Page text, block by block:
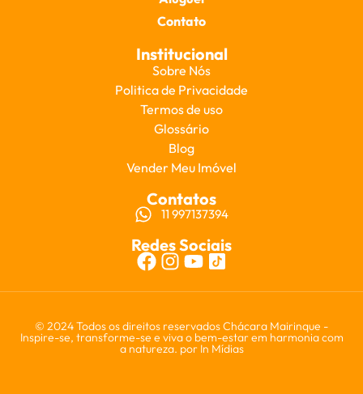
Contato
Institucional
Sobre Nós
Politica de Privacidade
Termos de uso
Glossário
Blog
Vender Meu Imóvel
Contatos
11 997137394
Redes Sociais
© 2024 Todos os direitos reservados Chácara Mairinque -
Inspire-se, transforme-se e viva o bem-estar em harmonia com
a natureza. por In Mídias